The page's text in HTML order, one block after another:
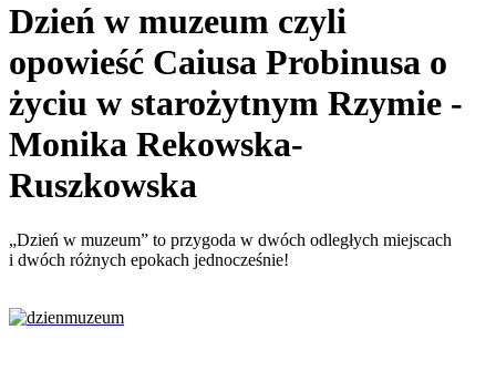
Dzień w muzeum czyli
opowieść Caiusa Probinusa o
życiu w starożytnym Rzymie -
Monika Rekowska-
Ruszkowska
„Dzień w muzeum” to przygoda w dwóch odległych miejscach
i dwóch różnych epokach jednocześnie!